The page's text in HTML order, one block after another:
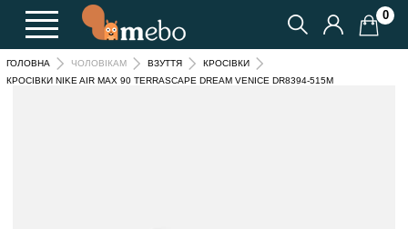
0
ГОЛОВНА ЧОЛОВІКАМ ВЗУТТЯ
КРОСІВКИ
КРОСІВКИ NIKE AIR MAX 90 TERRASCAPE DREAM VENICE DR8394-515M